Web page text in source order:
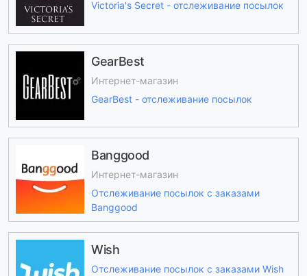
Victoria's Secret - отслеживание посылок
GearBest
Интернет-магазин
GearBest - отслеживание посылок
Banggood
Интернет-магазин
Отслеживание посылок с заказами
Banggood
Wish
Отслеживание посылок с заказами Wish